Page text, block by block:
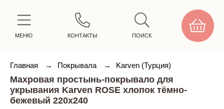
МЕНЮ КОНТАКТЫ ПОИСК
Главная → Покрывала → Karven (Турция)
Махровая простынь-покрывало для
укрывания Karven ROSE хлопок тёмно-
бежевый 220х240